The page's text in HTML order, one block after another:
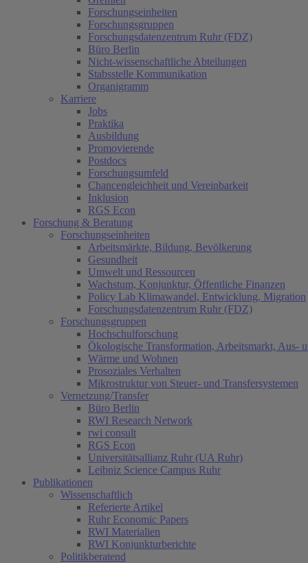
Forschungseinheiten
Forschungsgruppen
Forschungsdatenzentrum Ruhr (FDZ)
Büro Berlin
Nicht-wissenschaftliche Abteilungen
Stabsstelle Kommunikation
Organigramm
Karriere
Jobs
Praktika
Ausbildung
Promovierende
Postdocs
Forschungsumfeld
Chancengleichheit und Vereinbarkeit
Inklusion
RGS Econ
Forschung & Beratung
Forschungseinheiten
Arbeitsmärkte, Bildung, Bevölkerung
Gesundheit
Umwelt und Ressourcen
Wachstum, Konjunktur, Öffentliche Finanzen
Policy Lab Klimawandel, Entwicklung, Migration
Forschungsdatenzentrum Ruhr (FDZ)
Forschungsgruppen
Hochschulforschung
Ökologische Transformation, Arbeitsmarkt, Aus-
Wärme und Wohnen
Prosoziales Verhalten
Mikrostruktur von Steuer- und Transfersystemen
Vernetzung/Transfer
Büro Berlin
RWI Research Network
rwi consult
RGS Econ
Universitätsallianz Ruhr (UA Ruhr)
Leibniz Science Campus Ruhr
Publikationen
Wissenschaftlich
Referierte Artikel
Ruhr Economic Papers
RWI Materialien
RWI Konjunkturberichte
Politikberatend